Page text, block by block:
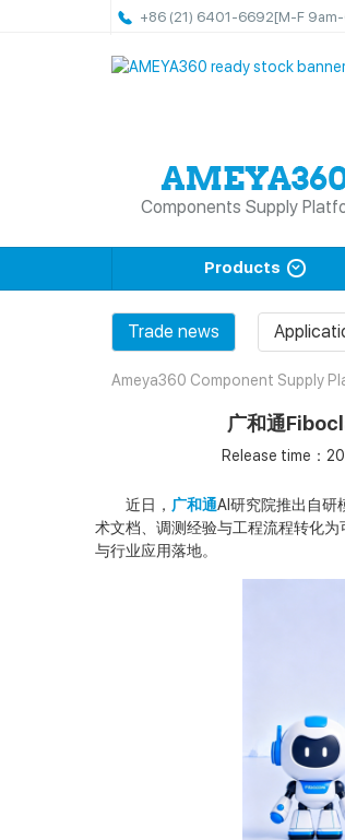
+86 (21) 6401-6692[M-F
Components Supply
Products
Trade news
Ameya360 Component Supply
广和通
Release time：
近日， 广和通AI研究院推出自研
术文档、调测经验与工程流程转化
与行业应用落地。